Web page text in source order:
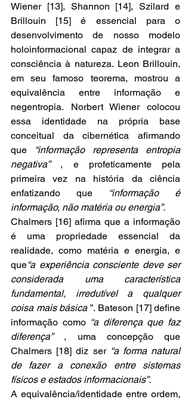
Wiener [13], Shannon [14], Szilard e
Brillouin [15] é essencial para o
desenvolvimento de nosso modelo
holoinformacional capaz de integrar a
consciência à natureza. Leon Brillouin,
em seu famoso teorema, mostrou a
equivalência entre informação e
negentropia. Norbert Wiener colocou
essa identidade na própria base
conceitual da cibernética afirmando
que
“informação representa entropia
negativa” , e profeticamente pela
primeira vez na história da ciência
enfatizando que
“informação é
informação, não matéria ou energia”.
Chalmers [16] afirma que a informação
é uma propriedade essencial da
realidade, como matéria e energia, e
que“a experiência consciente deve ser
considerada uma característica
fundamental, irredutível a qualquer
coisa mais básica ”. Bateson [17] define
informação como “a diferença que faz
diferença” , uma concepção que
Chalmers [18] diz ser “a forma natural
de fazer a conexão entre sistemas
físicos e estados informacionais”.
A equivalência/identidade entre ordem,